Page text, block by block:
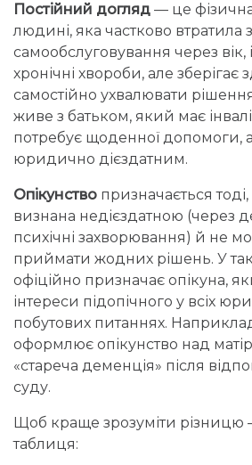
Постійний догляд — це
людині, яка частково втратила
самообслуговування через вік,
хронічні хвороби, але зберігає
самостійно ухвалювати
живе з батьком, який має
потребує щоденної допомоги,
юридично дієздатним.
Опікунство призначається
визнана недієздатною (через
психічні захворювання) й не
приймати жодних рішень. У
офіційно призначає опікуна,
інтереси підопічного у всіх
побутових питаннях.
оформлює опікунство над
«стареча деменція» після
суду.
Щоб краще зрозуміти різницю
таблиця: